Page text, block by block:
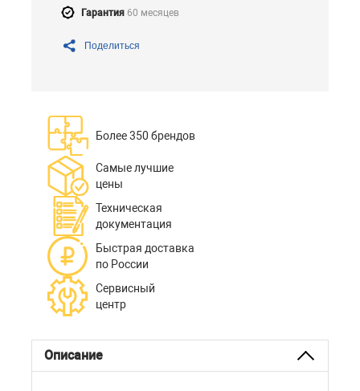
Гарантия 60 месяцев
Поделиться
Более 350 брендов
Самые лучшие
цены
Техническая
документация
Быстрая доставка
по России
Сервисный
центр
Описание